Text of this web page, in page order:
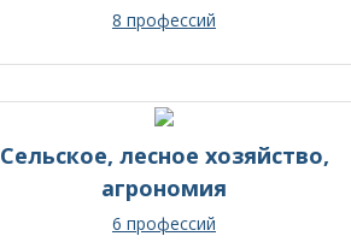
8 профессий
Сельское, лесное хозяйство,
агрономия
6 профессий